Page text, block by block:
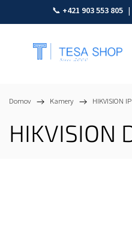
📞 +421 903 553 805
Domov / Kamery / HIKVISION
HIKVISION